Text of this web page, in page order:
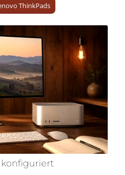
ThinkPads